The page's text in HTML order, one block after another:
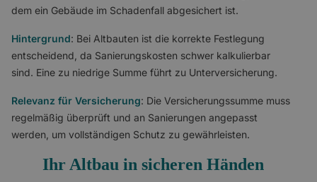
dem ein Gebäude im Schadenfall abgesichert ist.
Hintergrund: Bei Altbauten ist die korrekte Festlegung
entscheidend, da Sanierungskosten schwer kalkulierbar
sind. Eine zu niedrige Summe führt zu Unterversicherung.
Relevanz für Versicherung: Die Versicherungssumme muss
regelmäßig überprüft und an Sanierungen angepasst
werden, um vollständigen Schutz zu gewährleisten.
Ihr Altbau in sicheren Händen